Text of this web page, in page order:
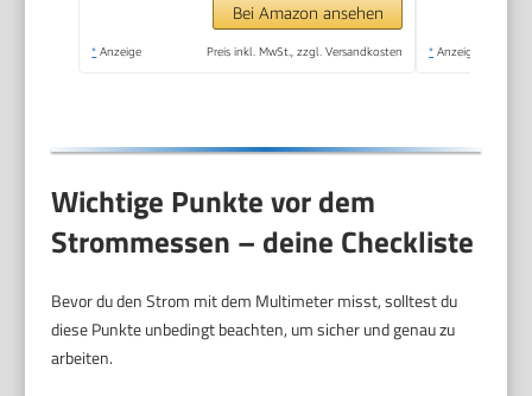
Bei Amazon ansehen
* Anzeige Preis inkl. MwSt., zzgl. Versandkosten * Anzeige
Wichtige Punkte vor dem
Strommessen – deine Checkliste
Bevor du den Strom mit dem Multimeter misst, solltest du
diese Punkte unbedingt beachten, um sicher und genau zu
arbeiten.